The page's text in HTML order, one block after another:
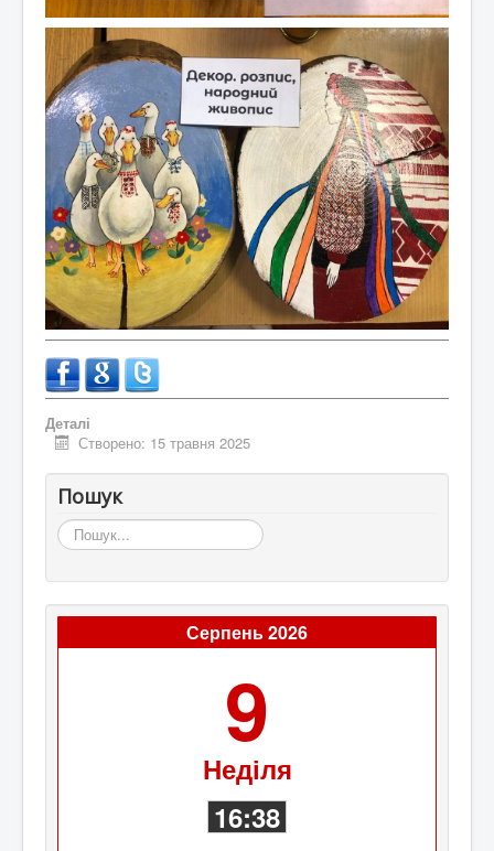
Деталі
Створено: 15 травня 2025
Пошук
Пошук...
Серпень 2026
9
Неділя
16:38